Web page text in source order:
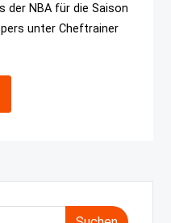
der NBA für die Saison
unter Cheftrainer